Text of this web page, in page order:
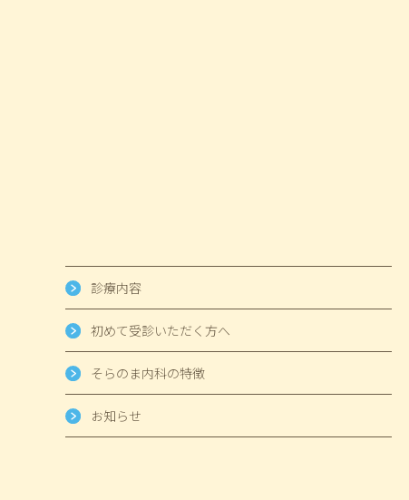
診療内容
初めて受診いただく方へ
そらのま内科の特徴
お知らせ